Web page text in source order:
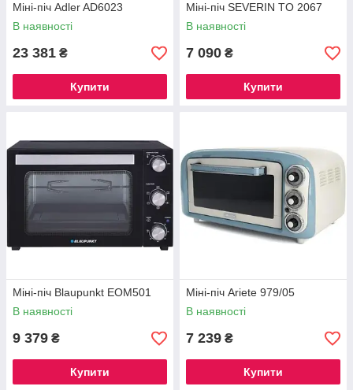
Міні-піч Adler AD6023
В наявності
23 381 ₴
Купити
Міні-піч SEVERIN TO 2067
В наявності
7 090 ₴
Купити
Міні-піч Blaupunkt EOM501
В наявності
9 379 ₴
Купити
Міні-піч Ariete 979/05
В наявності
7 239 ₴
Купити